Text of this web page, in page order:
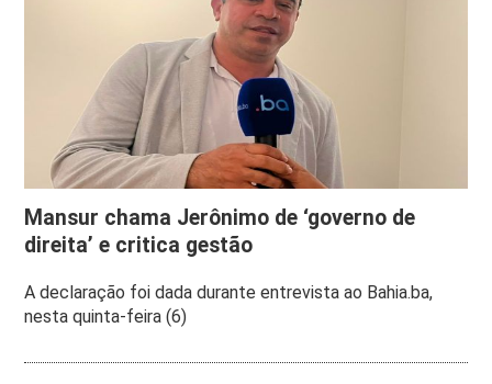
Mansur chama Jerônimo de ‘governo de
direita’ e critica gestão
A declaração foi dada durante entrevista ao Bahia.ba,
nesta quinta-feira (6)